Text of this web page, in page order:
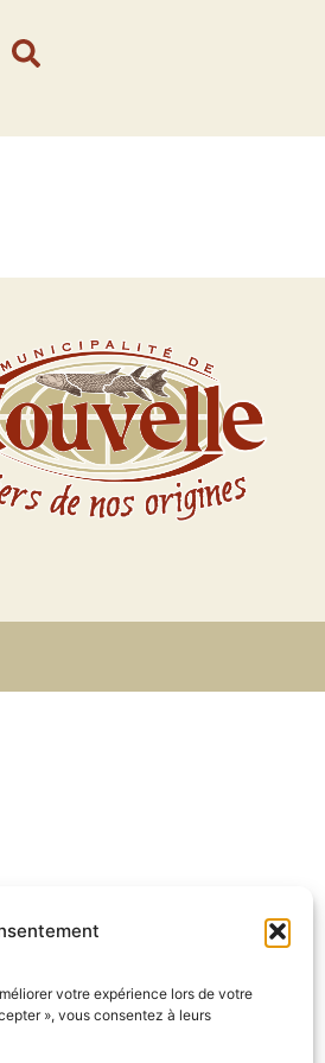
votre expérience lors de votre
», vous consentez à leurs